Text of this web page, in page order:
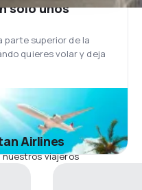
solo unos
parte superior de la
quieres volar y deja
Airlines
viajeros